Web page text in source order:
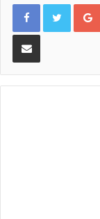
E-Posta ile paylaş